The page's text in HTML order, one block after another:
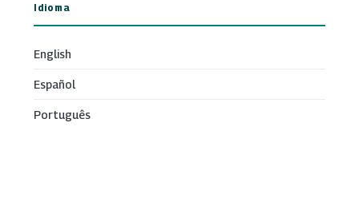
Idioma
English
Español
Português